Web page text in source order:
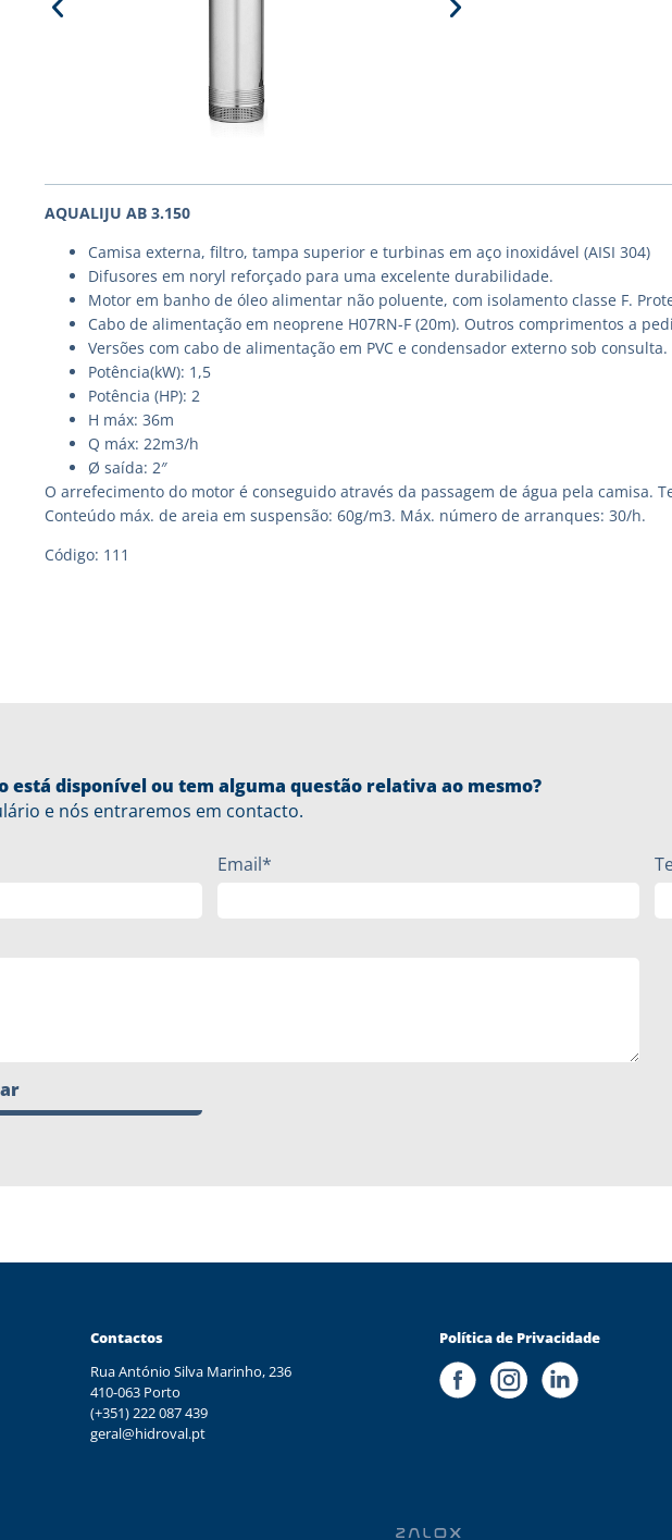
AQUALIJU AB 3.150
Camisa externa, filtro, tampa superior e turbinas em aço inoxidável (AISI 304)
Difusores em noryl reforçado para uma excelente durabilidade.
Motor em banho de óleo alimentar não poluente, com isolamento classe F.
Cabo de alimentação em neoprene H07RN-F (20m). Outros comprimentos a
Versões com cabo de alimentação em PVC e condensador externo sob consulta.
Potência(kW): 1,5
Potência (HP): 2
H máx: 36m
Q máx: 22m3/h
Ø saída: 2″
O arrefecimento do motor é conseguido através da passagem de água pela camisa.
Conteúdo máx. de areia em suspensão: 60g/m3. Máx. número de arranques: 30/h.
Código: 111
está disponível ou tem alguma questão relativa ao mesmo?
e nós entraremos em contacto.
Email*
Contactos
Rua António Silva Marinho, 236
410-063 Porto
(+351) 222 087 439
geral@hidroval.pt
Política de Privacidade